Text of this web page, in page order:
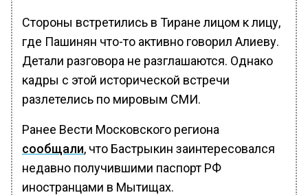
Стороны встретились в Тиране лицом к лицу,
где Пашинян что-то активно говорил Алиеву.
Детали разговора не разглашаются. Однако
кадры с этой исторической встречи
разлетелись по мировым СМИ.
Ранее Вести Московского региона
сообщали, что Бастрыкин заинтересовался
недавно получившими паспорт РФ
иностранцами в Мытищах.